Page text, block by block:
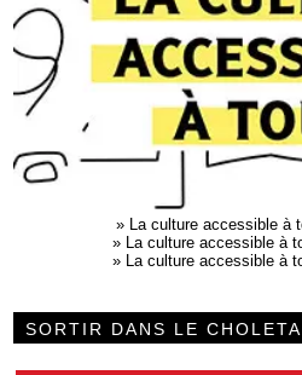
» La culture accessible à
» La culture accessible à
» La culture accessible à
SORTIR DANS LE